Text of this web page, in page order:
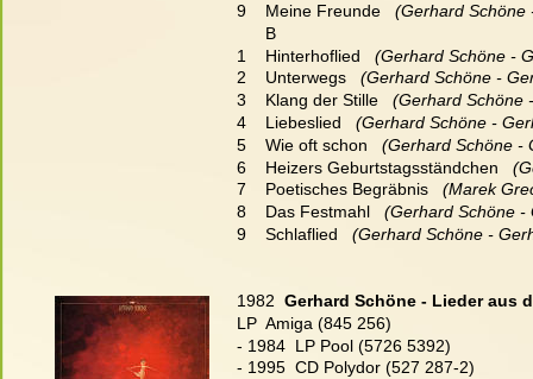
9    Meine Freunde
(Gerhard Schöne
      B
1    Hinterhoflied
(Gerhard Schöne -
2    Unterwegs
(Gerhard Schöne -
3    Klang der Stille
(Gerhard Schöne
4    Liebeslied
(Gerhard Schöne -
5    Wie oft schon
(Gerhard Schöne -
6    Heizers Geburtstagsständchen
7    Poetisches Begräbnis
(Marek
8    Das Festmahl
(Gerhard Schöne
9    Schlaflied
(Gerhard Schöne -
1982 Gerhard Schöne - Lieder aus
LP  Amiga (845 256)
- 1984  LP Pool (5726 5392)
- 1995  CD Polydor (527 287-2)